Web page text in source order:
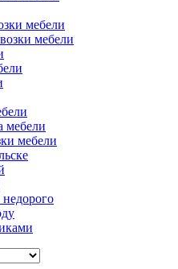
мебели
мебели
мебели
мебели